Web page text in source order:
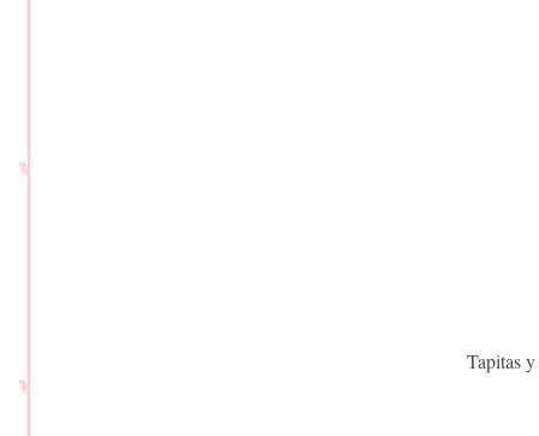
Tapitas